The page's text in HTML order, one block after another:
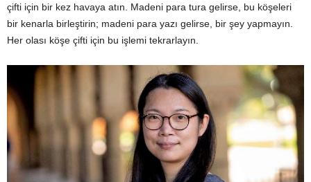
çifti için bir kez havaya atın. Madeni para tura gelirse, bu köşeleri
bir kenarla birleştirin; madeni para yazı gelirse, bir şey yapmayın.
Her olası köşe çifti için bu işlemi tekrarlayın.